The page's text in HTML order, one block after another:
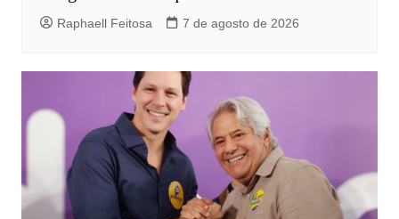
Raphaell Feitosa 7 de agosto de 2026